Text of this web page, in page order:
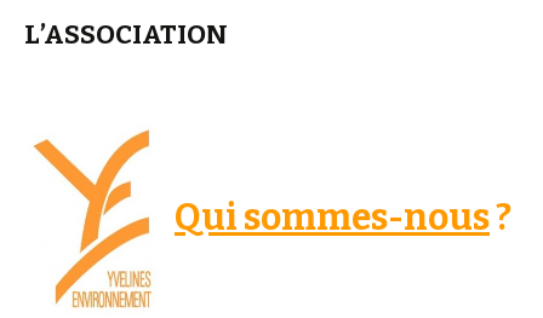
L’ASSOCIATION
Qui sommes-nous?